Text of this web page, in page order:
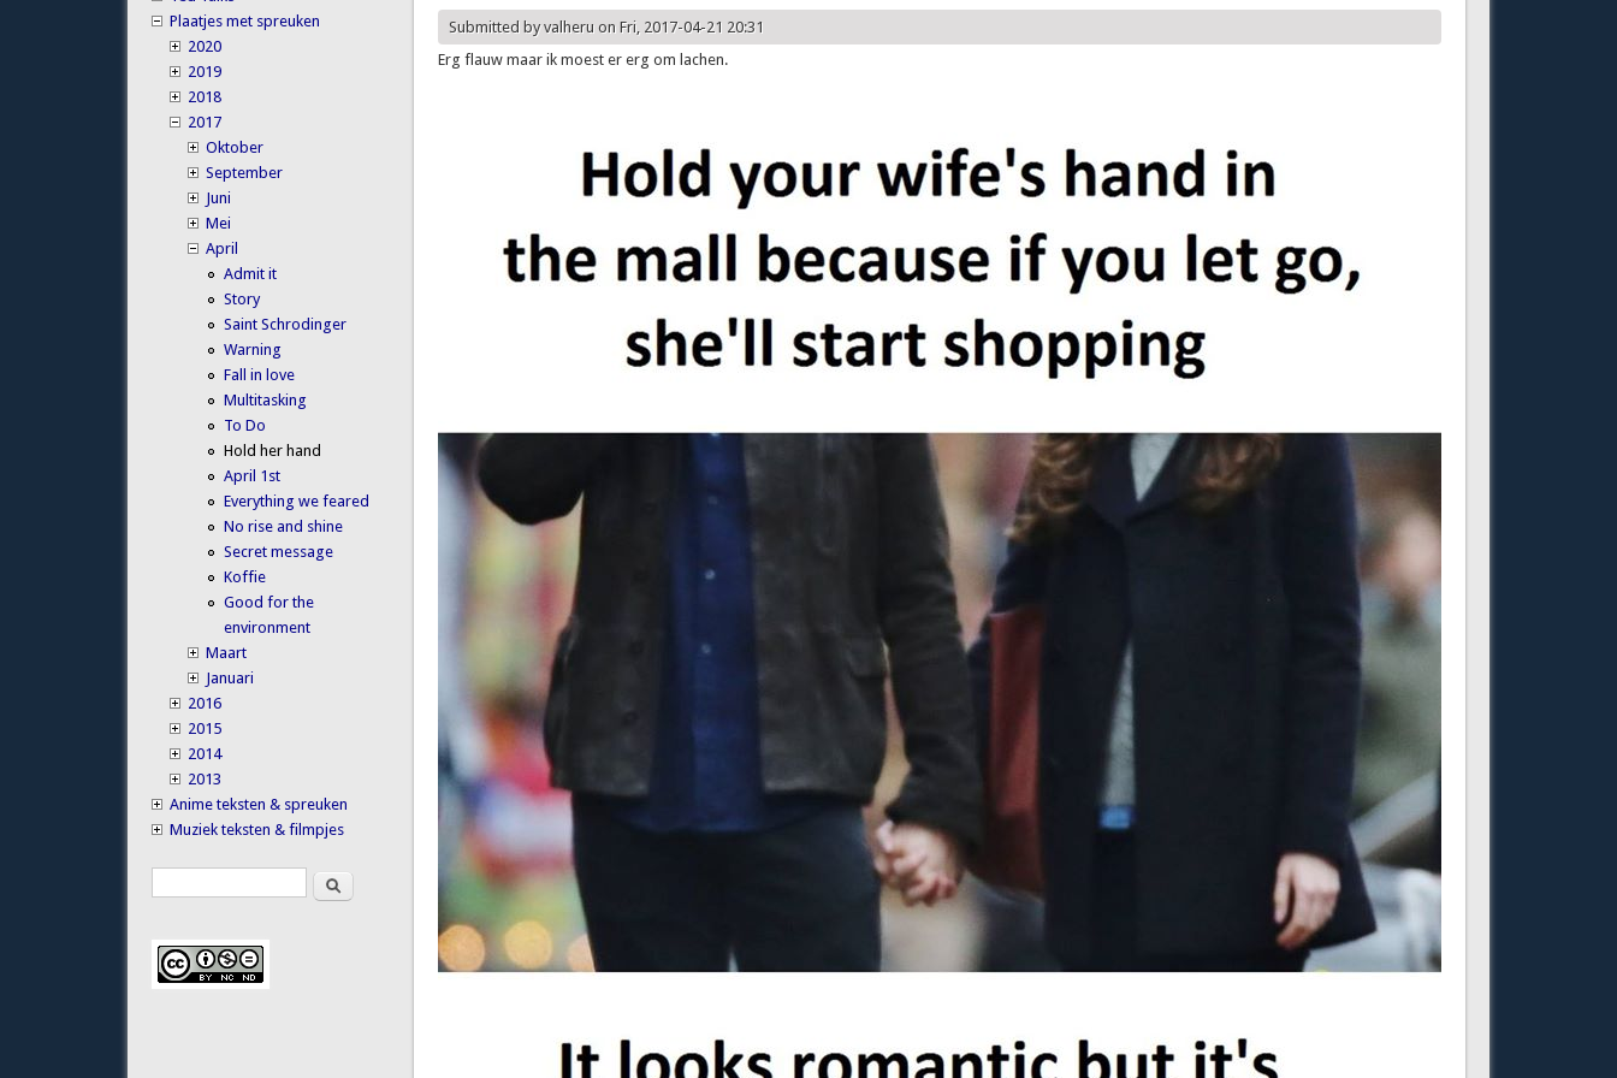
Submitted byvalheru on Fri, 2017-04-21 20:31
Erg flauw maar ik moest er erg om lachen.
Plaatjes met spreuken
2020
2019
2018
2017
Oktober
September
Juni
Mei
April
Admit it
Story
Saint Schrodinger
Warning
Fall in love
Multitasking
To Do
Hold her hand
April 1st
Everything we feared
No rise and shine
Secret message
Koffie
Good for the
environment
Maart
Januari
2016
2015
2014
2013
Anime teksten & spreuken
Muziek teksten & filmpjes
Search formSearch